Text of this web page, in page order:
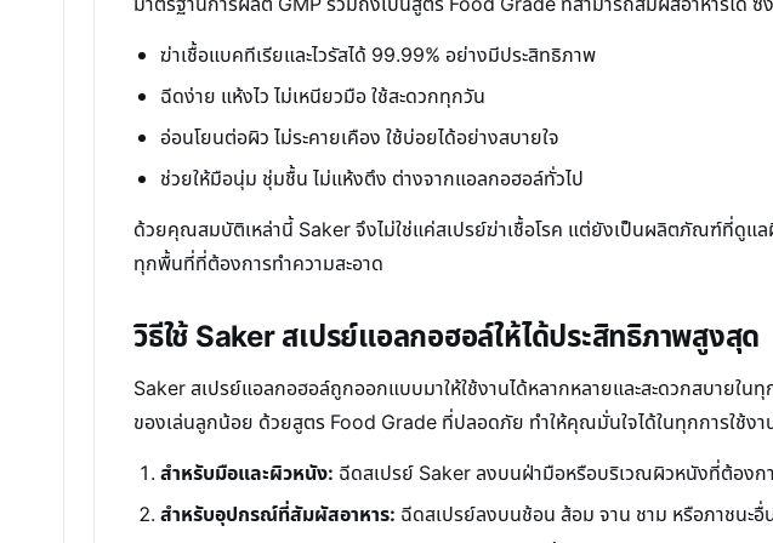
ฆ่าเชื้อแบคทีเรียและไวรัสได้ 99.99% อย่างมีประสิทธิภาพ
ฉีดง่าย แห้งไว ไม่เหนียวมือ ใช้สะดวกทุกวัน
อ่อนโยนต่อผิว ไม่ระคายเคือง ใช้บ่อยได้อย่างสบายใจ
ช่วยให้มือนุ่ม ชุ่มชื้น ไม่แห้งตึง ต่างจากแอลกอฮอล์ทั่วไป
ด้วยคุณสมบัติเหล่านี้ Saker จึงไม่ใช่แค่สเปรย์ฆ่าเชื้อโรค แต่ยังเป็นผลิตภัณฑ์ที่ดูแ
ทุกพื้นที่ที่ต้องการทำความสะอาด
วิธีใช้ Saker สเปรย์แอลกอฮอล์ให้ได้ประสิทธิภาพสูงสุด
Saker สเปรย์แอลกอฮอล์ถูกออกแบบมาให้ใช้งานได้หลากหลายและสะดวกสบายใ
ของเล่นลูกน้อย ด้วยสูตร Food Grade ที่ปลอดภัย ทำให้คุณมั่นใจได้ในทุกการใช้งา
สำหรับมือและผิวหนัง: ฉีดสเปรย์ Saker ลงบนฝ่ามือหรือบริเวณผิวหนังที่ต้องก
สำหรับอุปกรณ์ที่สัมผัสอาหาร: ฉีดสเปรย์ลงบนช้อน ส้อม จาน ชาม หรือภาชนะอื่